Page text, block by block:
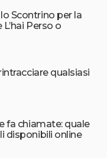
Scontrino per la
Perso o
qualsiasi
fa chiamate: quale
disponibili online